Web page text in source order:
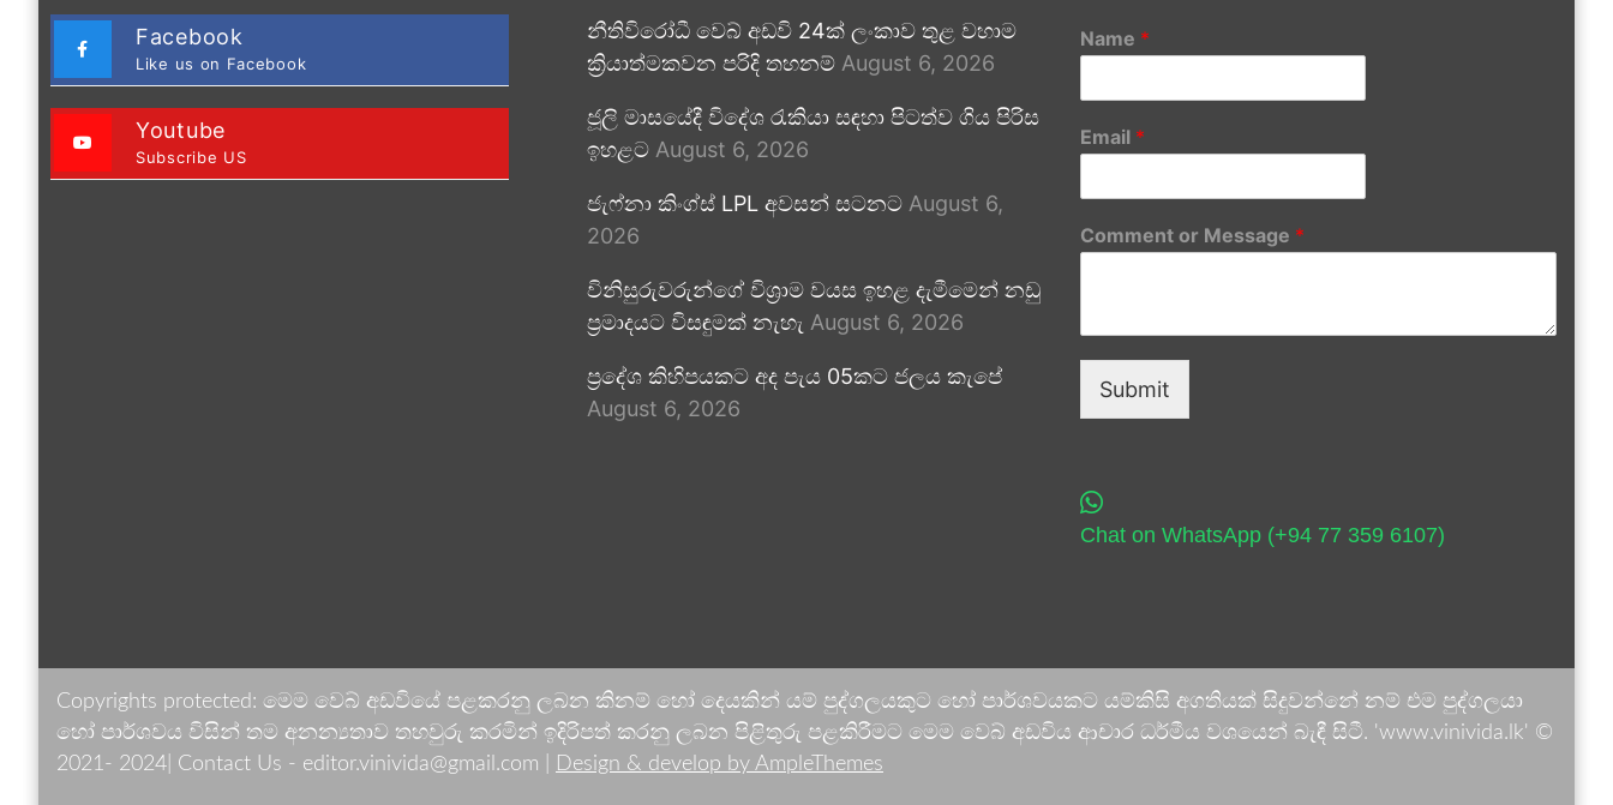
Facebook
Like us on Facebook
Youtube
Subscribe US
නීතිවිරෝධී වෙබ් අඩවි 24ක් ලංකාව තුළ වහාම
ක්‍රියාත්මකවන පරිදි තහනම් August 6, 2026
ජූලි මාසයේදී විදේශ රැකියා සඳහා පිටත්ව ගිය පිරිස
ඉහළට August 6, 2026
ජැෆ්නා කිංග්ස් LPL අවසන් සටනට August 6,
2026
විනිසුරුවරුන්ගේ විශ්‍රාම වයස ඉහළ දැමීමෙන් නඩු
ප්‍රමාදයට විසඳුමක් නැහැ August 6, 2026
ප්‍රදේශ කිහිපයකට අද පැය 05කට ජලය කැපේ
August 6, 2026
Name *
Email *
Comment or Message *
Submit
Chat on WhatsApp (+94 77 359 6107)
Copyrights protected: මෙම වෙබ් අඩවියේ පළකරනු ලබන කිනම් හෝ දෙයකින් යම් පුද්ගලයකුට හෝ පාර්ශවයකට යම්කිසි අගතියක් සිදුවන්නේ නම් එම පුද්ගලයා
හෝ පාර්ශවය විසින් තම අනන්‍යතාව තහවුරු කරමින් ඉදිරිපත් කරනු ලබන පිළිතුරු පළකිරීමට මෙම වෙබ් අඩවිය ආචාර ධර්මීය වශයෙන් බැඳී සිටී. 'www.vinivida.lk' ©
2021- 2024| Contact Us - editor.vinivida@gmail.com |
Design & develop by AmpleThemes